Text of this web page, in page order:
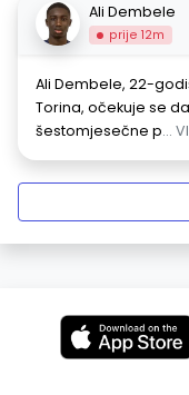
Ali Dembele
prije 12m
Ali Dembele, 22-
Torina, očekuje se
šestomjesečne p...